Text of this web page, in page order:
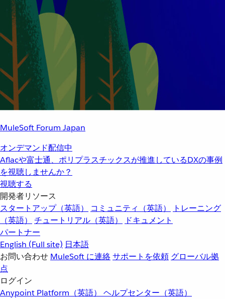
MuleSoft Forum Japan
オンデマンド配信中
Aflacや富士通、ポリプラスチックスが推進しているDXの事例
を視聴しませんか？
視聴する
開発者リソース
スタートアップ（英語）
コミュニティ（英語）
トレーニング
（英語）
チュートリアル（英語）
ドキュメント
パートナー
English (Full site) 日本語
お問い合わせ MuleSoft に連絡サポートを依頼 グローバル拠
点
ログイン
Anypoint Platform（英語） ヘルプセンター（英語）